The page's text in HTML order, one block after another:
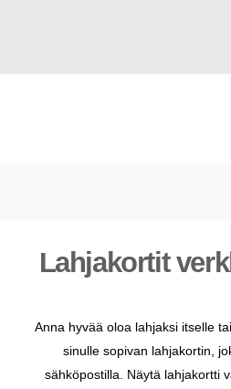
Lahjakortit
Anna hyvää oloa lahjaksi itselle
sinulle sopivan lahjakortin,
sähköpostilla. Näytä lahjakortti